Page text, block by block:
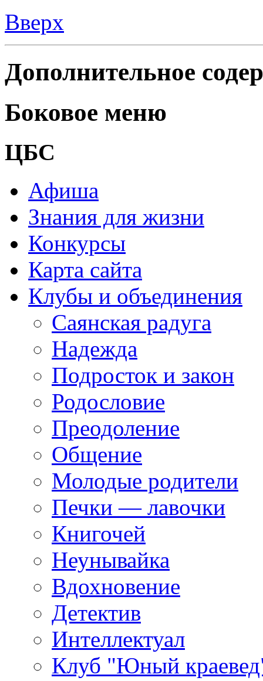
Вверх
Дополнительное
Боковое меню
ЦБС
Афиша
Знания для жизни
Конкурсы
Карта сайта
Клубы и объединения
Саянская радуга
Надежда
Подросток и закон
Родословие
Преодоление
Общение
Молодые родители
Печки — лавочки
Книгочей
Неунывайка
Вдохновение
Детектив
Интеллектуал
Клуб "Юный